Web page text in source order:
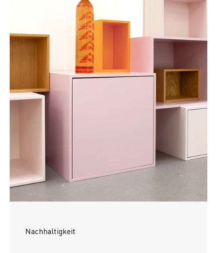
Nachhaltigkeit